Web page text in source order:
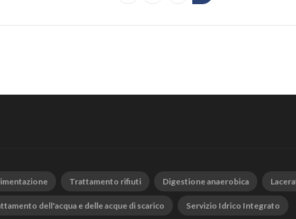
Trattamento rifiuti Digestione anaerobica
dell'acqua e delle acque di scarico Servizio Idrico Integrato